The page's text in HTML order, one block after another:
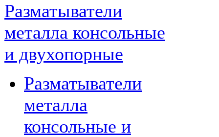
Разматыватели
металла консольные
и двухопорные
Разматыватели
металла
консольные и